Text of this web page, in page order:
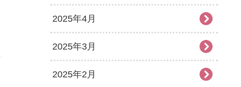
2025年4月
2025年3月
2025年2月